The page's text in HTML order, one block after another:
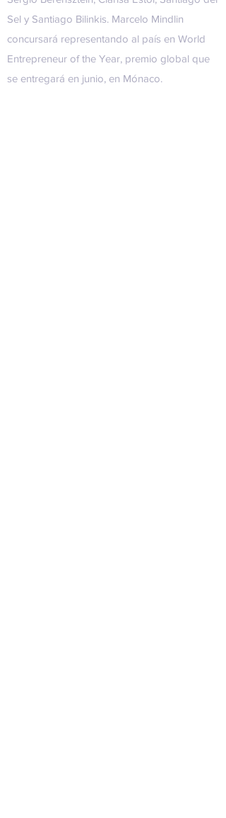
Sel y Santiago Bilinkis. Marcelo Mindlin
concursará representando al país en World
Entrepreneur of the Year, premio global que
se entregará en junio, en Mónaco.